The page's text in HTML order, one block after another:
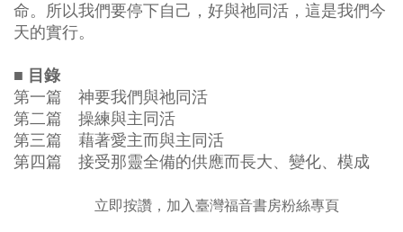
命。所以我們要停下自己，好與祂同活，這是我們今
天的實行。
■ 目錄
第一篇 神要我們與祂同活
第二篇 操練與主同活
第三篇 藉著愛主而與主同活
第四篇 接受那靈全備的供應而長大、變化、模成
立即按讚，加入臺灣福音書房粉絲專頁